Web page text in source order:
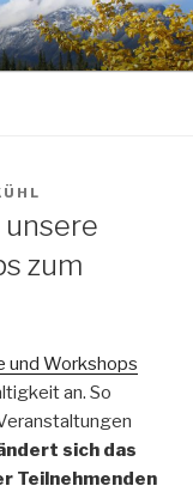
zum
und Workshops
an. So
sich das
Teilnehmenden